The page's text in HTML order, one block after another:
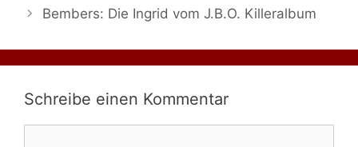
Bembers: Die Ingrid vom J.B.O. Killeralbum
Schreibe einen Kommentar